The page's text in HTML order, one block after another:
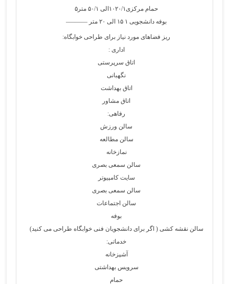
حمام مرکزی۱۰۲۰/۱الی ۵۰/۱ متر۵
بوفه دانشجویی ۱ ۱۵ الی ۲۰ متر ———–
ریز فضاهای مورد نیاز برای طراحی خوابگاه:
اداری :
اتاق سرپرستی
نگهبانی
اتاق بهداشت
اتاق مشاور
رفاهی:
سالن ورزش
سالن مطالعه
نمازخانه
سالن سمعی بصری
سایت کامپیوتر
سالن سمعی بصری
سالن اجتماعات
بوفه
سالن نقشه کشی ( اگر برای دانشجویان فنی خوابگاه طراحی می کنید)
خدماتی:
آشپزخانه
سرویس بهداشتی
حمام